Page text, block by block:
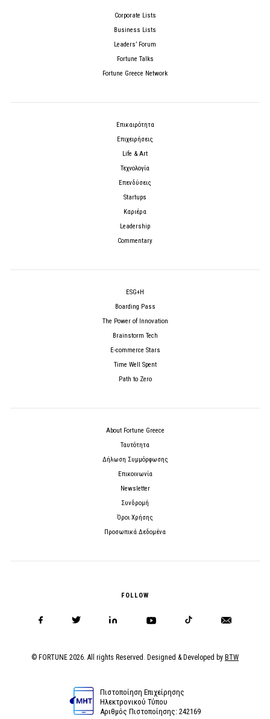
Corporate Lists
Business Lists
Leaders’ Forum
Fortune Talks
Fortune Greece Network
Επικαιρότητα
Επιχειρήσεις
Life & Art
Τεχνολογία
Επενδύσεις
Startups
Καριέρα
Leadership
Commentary
ESG+H
Boarding Pass
The Power of Innovation
Brainstorm Tech
E-commerce Stars
Time Well Spent
Path to Zero
About Fortune Greece
Ταυτότητα
Δήλωση Συμμόρφωσης
Επικοινωνία
Newsletter
Συνδρομή
Όροι Χρήσης
Προσωπικά Δεδομένα
FOLLOW
© FORTUNE 2026. All rights Reserved. Designed & Developed by BTW
Πιστοποίηση Επιχείρησης
Ηλεκτρονικού Τύπου
Αριθμός Πιστοποίησης: 242169